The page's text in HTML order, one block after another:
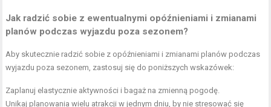
Jak radzić sobie z ewentualnymi opóźnieniami i zmianami
planów podczas wyjazdu poza sezonem?
Aby skutecznie radzić sobie z opóźnieniami i zmianami planów podczas
wyjazdu poza sezonem, zastosuj się do poniższych wskazówek:
Zaplanuj elastycznie aktywności i bagaż na zmienną pogodę.
Unikaj planowania wielu atrakcji w jednym dniu, by nie stresować się